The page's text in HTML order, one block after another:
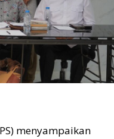
menyampaikan